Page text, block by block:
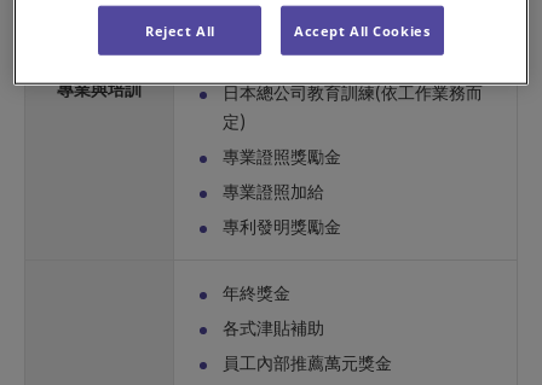
專業與培訓
主管職能訓練、職務加給
日文進修補助、檢定費用補助
日本總公司教育訓練(依工作業務而
定)
專業證照獎勵金
專業證照加給
專利發明獎勵金
年終獎金
各式津貼補助
員工內部推薦萬元獎金
Reject All Accept All Cookies